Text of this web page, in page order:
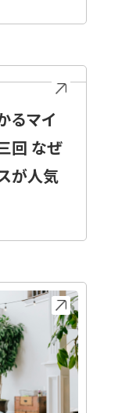
るマイ
回 なぜ
が人気